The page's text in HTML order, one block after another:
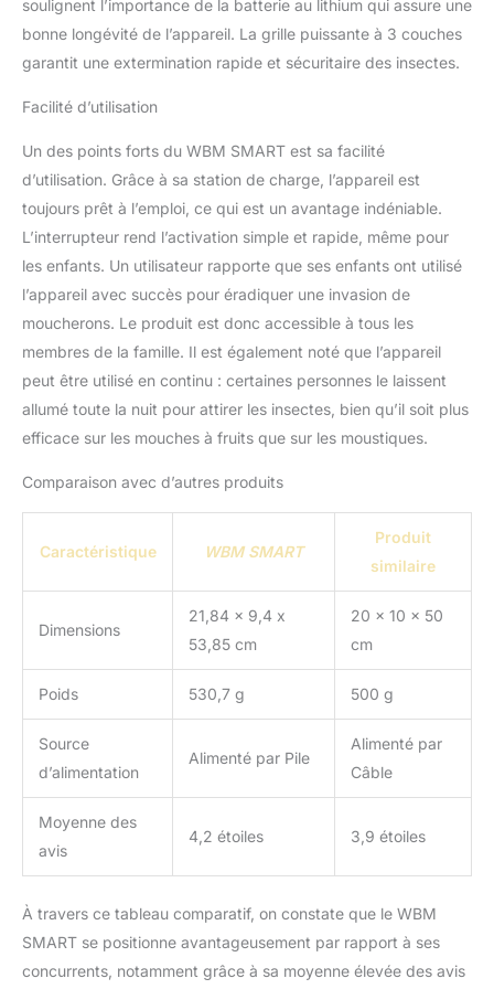
utilisation, en raison de
son design
monocouche, ne sera
terrasse, l'extérieur, le
camping, le barbecue. La
satisfaction du client est
notre première priorité si
vous pensez que notre
produit n'est pas pour
vous ou si vous n'êtes
pas satisfait de la
produit. Nous vous
rembourserons à 100 %
sous 30 jours.
soulignent l’importance de la batterie au lithium qui assure une
bonne longévité de l’appareil. La grille puissante à 3 couches
garantit une extermination rapide et sécuritaire des insectes.
Facilité d’utilisation
Un des points forts du WBM SMART est sa facilité
d’utilisation. Grâce à sa station de charge, l’appareil est
toujours prêt à l’emploi, ce qui est un avantage indéniable.
L’interrupteur rend l’activation simple et rapide, même pour
les enfants. Un utilisateur rapporte que ses enfants ont utilisé
l’appareil avec succès pour éradiquer une invasion de
moucherons. Le produit est donc accessible à tous les
membres de la famille. Il est également noté que l’appareil
peut être utilisé en continu : certaines personnes le laissent
allumé toute la nuit pour attirer les insectes, bien qu’il soit plus
efficace sur les mouches à fruits que sur les moustiques.
Comparaison avec d’autres produits
Caractéristique WBM SMART
Produit
similaire
Dimensions
21,84 x 9,4 x
53,85 cm
20 x 10 x 50
cm
Poids 530,7 g 500 g
Source
d’alimentation
Alimenté par Pile
Alimenté par
Câble
Moyenne des
avis
4,2 étoiles 3,9 étoiles
À travers ce tableau comparatif, on constate que le WBM
SMART se positionne avantageusement par rapport à ses
concurrents, notamment grâce à sa moyenne élevée des avis